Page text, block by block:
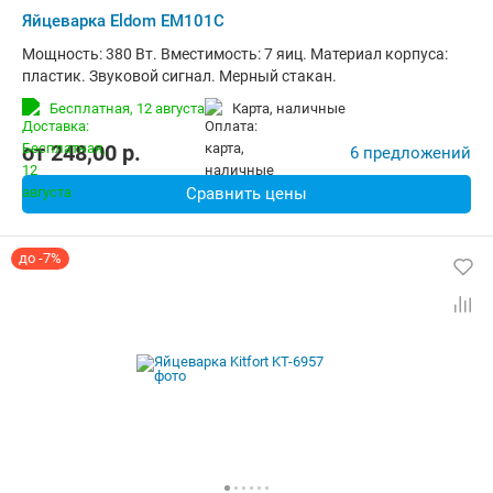
Яйцеварка Eldom EM101C
Мощность: 380 Вт. Вместимость: 7 яиц. Материал корпуса:
пластик. Звуковой сигнал. Мерный стакан.
Бесплатная, 12 августа карта, наличные
от248,00 p. 6 предложений
Сравнить цены
до -7%